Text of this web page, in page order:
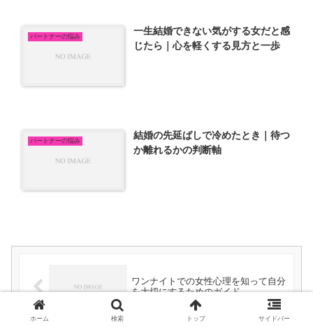
パートナーの悩み
一生結婚できない気がする女だと感
じたら｜心を軽くする見方と一歩
パートナーの悩み
結婚の先延ばしで冷めたとき｜待つ
か離れるかの判断軸
ワンナイトでの女性心理を知って自分
を大切にするためのガイド
ホーム 検索 トップ サイドバー